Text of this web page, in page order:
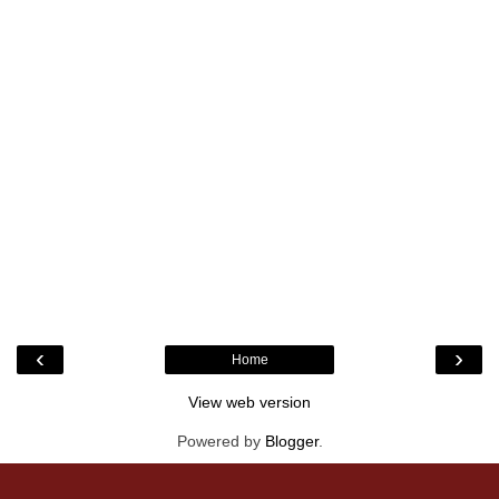
‹ ›
Home
View web version
Powered by Blogger.